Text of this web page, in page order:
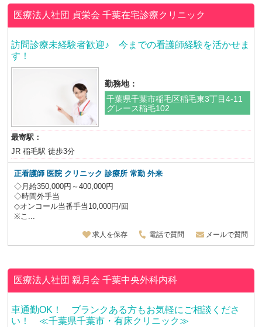
医療法人社団 貞栄会千葉在宅診療クリニック
訪問診療未経験者歓迎♪ 今までの看護師経験を活かせま
す！
勤務地：
千葉県千葉市稲毛区稲毛東3丁目4-11
グレース稲毛102
最寄駅：
JR 稲毛駅 徒歩3分
正看護師 医院 クリニック 診療所 常勤 外来
◇月給350,000円～400,000円
◇時間外手当
◇オンコール当番手当10,000円/回
※こ...
求人を保存 電話で質問 メールで質問
医療法人社団 親月会千葉中央外科内科
車通勤OK！ ブランクある方もお気軽にご相談くださ
い！ ≪千葉県千葉市・有床クリニック≫